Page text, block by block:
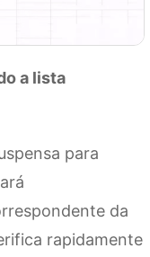
a lista
para
da
rapidamente